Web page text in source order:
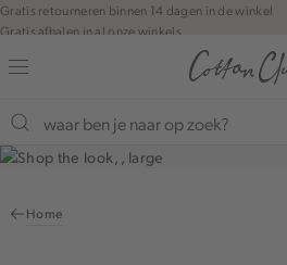
Navigeer
direct naar
de
hoofdinhoud
zoekbalk
Navigeer
footer
Gratis retourneren binnen 14 dagen in de winkel
Gratis afhalen in al onze winkels
Jouw bestelling wordt binnen 1 tot 5 dagen bezorgd
Betaal zoals jij wilt: o.a. iDEAL | Wero, Riverty,
Home